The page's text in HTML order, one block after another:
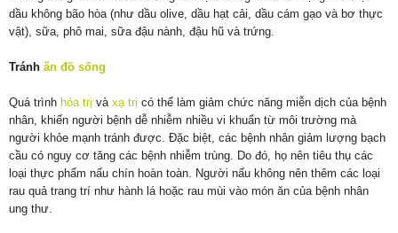
dầu không bão hòa (như dầu olive, dầu hạt cải, dầu cám gạo và bơ thực
vật), sữa, phô mai, sữa đậu nành, đậu hũ và trứng.
Tránh ăn đồ sống
Quá trình hóa trị và xạ trị có thể làm giảm chức năng miễn dịch của bệnh
nhân, khiến người bệnh dễ nhiễm nhiều vi khuẩn từ môi trường mà
người khỏe mạnh tránh được. Đặc biệt, các bệnh nhân giảm lượng bạch
cầu có nguy cơ tăng các bệnh nhiễm trùng. Do đó, họ nên tiêu thụ các
loại thực phẩm nấu chín hoàn toàn. Người nấu không nên thêm các loại
rau quả trang trí như hành lá hoặc rau mùi vào món ăn của bệnh nhân
ung thư.